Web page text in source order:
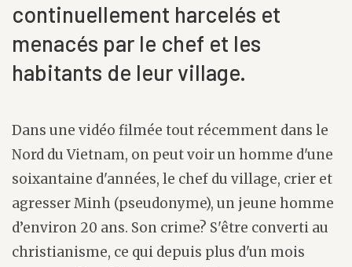
continuellement harcelés et
menacés par le chef et les
habitants de leur village.
Dans une vidéo filmée tout récemment dans le
Nord du Vietnam, on peut voir un homme d'une
soixantaine d'années, le chef du village, crier et
agresser Minh (pseudonyme), un jeune homme
d’environ 20 ans. Son crime? S'être converti au
christianisme, ce qui depuis plus d'un mois